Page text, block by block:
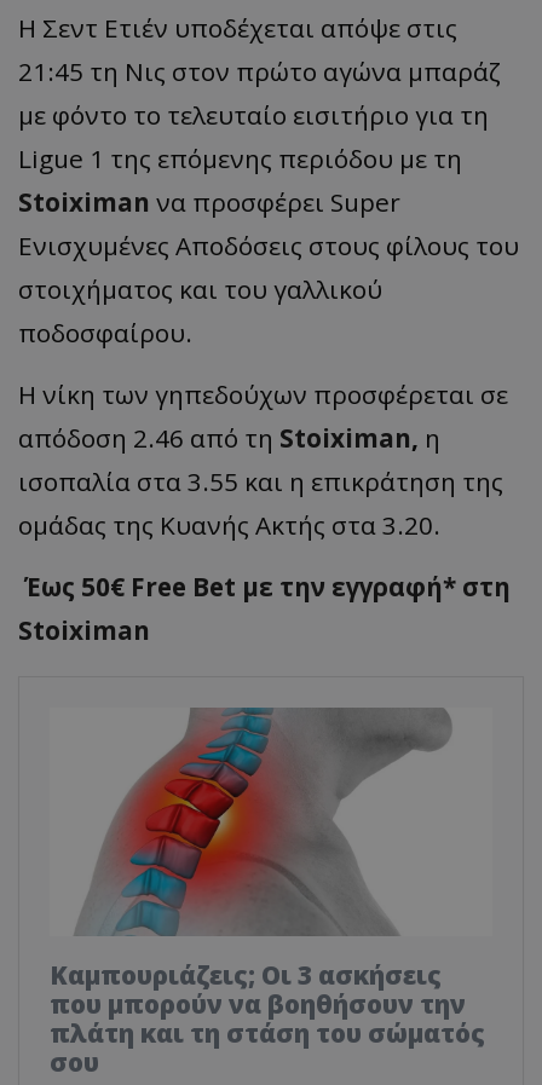
Η Σεντ Ετιέν υποδέχεται απόψε στις
21:45 τη Νις στον πρώτο αγώνα μπαράζ
με φόντο το τελευταίο εισιτήριο για τη
Ligue 1 της επόμενης περιόδου με τη
Stoiximan να προσφέρει Super
Ενισχυμένες Αποδόσεις στους φίλους του
στοιχήματος και του γαλλικού
ποδοσφαίρου.
Η νίκη των γηπεδούχων προσφέρεται σε
απόδοση 2.46 από τη Stoiximan, η
ισοπαλία στα 3.55 και η επικράτηση της
ομάδας της Κυανής Ακτής στα 3.20.
Έως 50€ Free Bet με την εγγραφή* στη
Stoiximan
Καμπουριάζεις; Οι 3 ασκήσεις
που μπορούν να βοηθήσουν την
πλάτη και τη στάση του σώματός
σου